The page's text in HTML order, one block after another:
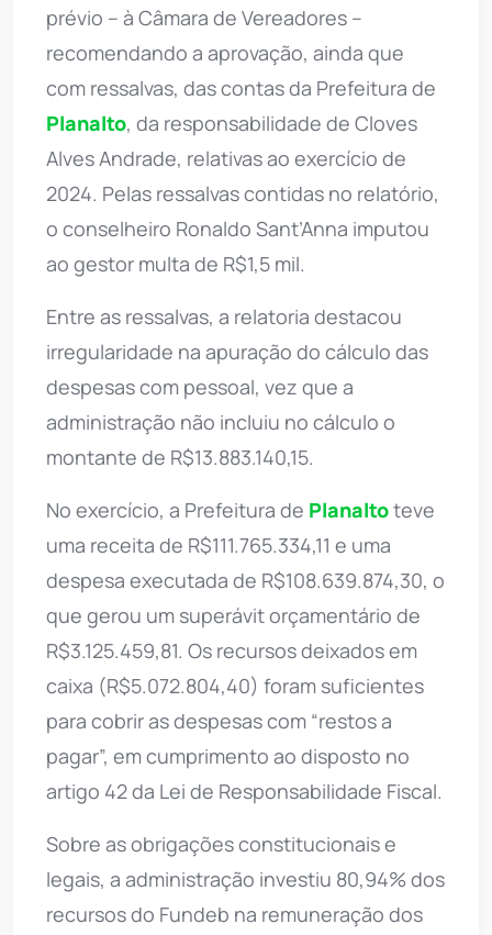
prévio – à Câmara de Vereadores –
recomendando a aprovação, ainda que
com ressalvas, das contas da Prefeitura de
Planalto, da responsabilidade de Cloves
Alves Andrade, relativas ao exercício de
2024. Pelas ressalvas contidas no relatório,
o conselheiro Ronaldo Sant’Anna imputou
ao gestor multa de R$1,5 mil.
Entre as ressalvas, a relatoria destacou
irregularidade na apuração do cálculo das
despesas com pessoal, vez que a
administração não incluiu no cálculo o
montante de R$13.883.140,15.
No exercício, a Prefeitura de Planaltoteve
uma receita de R$111.765.334,11 e uma
despesa executada de R$108.639.874,30, o
que gerou um superávit orçamentário de
R$3.125.459,81. Os recursos deixados em
caixa (R$5.072.804,40) foram suficientes
para cobrir as despesas com “restos a
pagar”, em cumprimento ao disposto no
artigo 42 da Lei de Responsabilidade Fiscal.
Sobre as obrigações constitucionais e
legais, a administração investiu 80,94% dos
recursos do Fundeb na remuneração dos